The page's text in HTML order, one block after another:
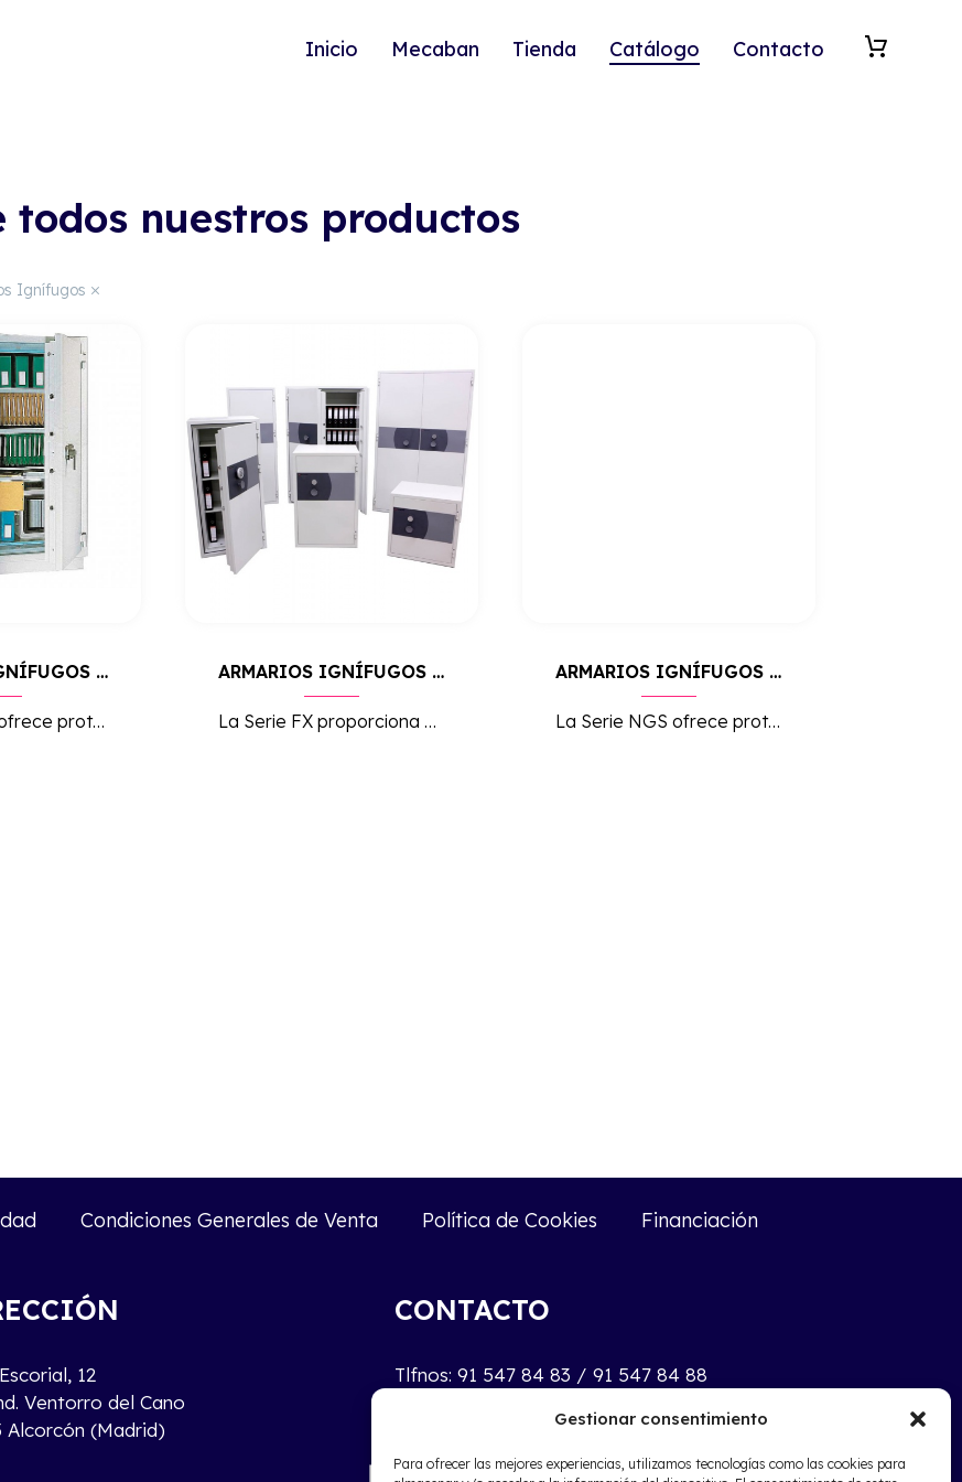
Gestionar consentimiento
Para ofrecer las mejores experiencias, utilizamos tecnologías como las cookies para
Inicio Mecaban Tienda Catálogo Contacto
todos nuestros productos
Ignífugos
ARMARIOS IGNÍFUGOS SERIE DUAL
La Serie Dual ofrece protección contra incendios y seguridad avanzada, ideal para el almacenamiento de documentos importantes y objetos valiosos en entornos de alto riesgo.
ARMARIOS IGNÍFUGOS SERIE FK
La Serie FX proporciona protección de alta seguridad contra incendios, ideal para el almacenamiento de documentos y objetos valiosos en entornos que requieren máxima resistencia al fuego.
ARMARIOS IGNÍFUGOS SERIE NGS
La Serie NGS ofrece protección extrema contra incendios, garantizando la seguridad de documentos y objetos valiosos en entornos de alto riesgo, con un diseño robusto y funcional.
Condiciones Generales de Venta Política de Cookies Financiación
12
Ventorro del Cano
Alcorcón (Madrid)
CONTACTO
Tlfnos: 91 547 84 83 / 91 547 84 88